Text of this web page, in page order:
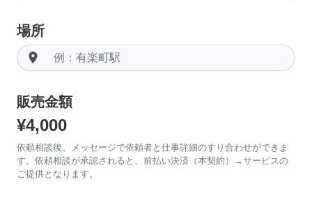
場所
room
販売金額
¥4,000
依頼相談後、メッセージで依頼者と仕事詳細のすり合わせができま
す。依頼相談が承認されると、前払い決済（本契約）→サービスの
ご提供となります。